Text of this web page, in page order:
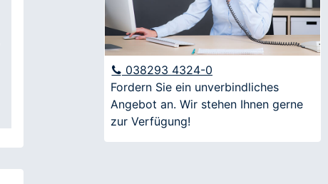
E-Mail
Anfrage
038293 4324-0
Fordern Sie ein unverbindliches
Angebot an. Wir stehen Ihnen gerne
zur Verfügung!